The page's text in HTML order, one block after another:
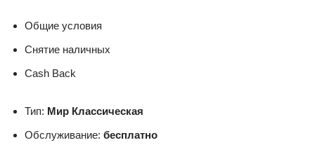
Общие условия
Снятие наличных
Cash Back
Тип: Мир Классическая
Обслуживание: бесплатно